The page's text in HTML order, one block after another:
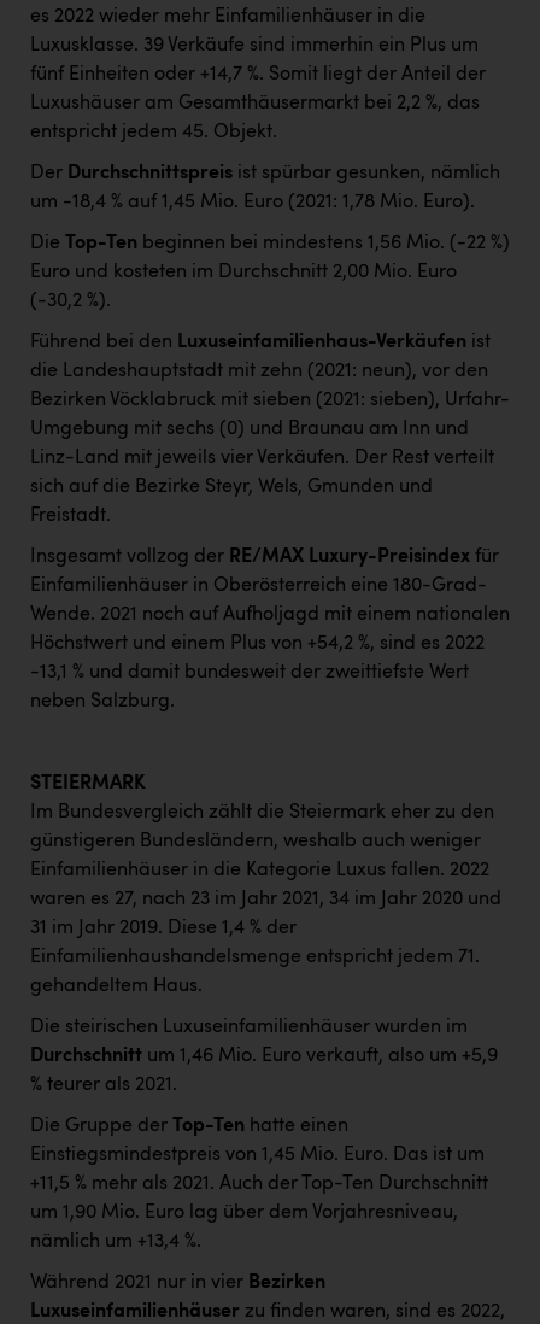
es 2022 wieder mehr Einfamilienhäuser in die
Luxusklasse. 39 Verkäufe sind immerhin ein Plus um
fünf Einheiten oder +14,7 %. Somit liegt der Anteil der
Luxushäuser am Gesamthäusermarkt bei 2,2 %, das
entspricht jedem 45. Objekt.
Der Durchschnittspreis ist spürbar gesunken, nämlich
um -18,4 % auf 1,45 Mio. Euro (2021: 1,78 Mio. Euro).
Die Top-Ten beginnen bei mindestens 1,56 Mio. (-22 %)
Euro und kosteten im Durchschnitt 2,00 Mio. Euro
(-30,2 %).
Führend bei den Luxuseinfamilienhaus-Verkäufen ist
die Landeshauptstadt mit zehn (2021: neun), vor den
Bezirken Vöcklabruck mit sieben (2021: sieben), Urfahr-
Umgebung mit sechs (0) und Braunau am Inn und
Linz-Land mit jeweils vier Verkäufen. Der Rest verteilt
sich auf die Bezirke Steyr, Wels, Gmunden und
Freistadt.
Insgesamt vollzog der RE/MAX Luxury-Preisindex für
Einfamilienhäuser in Oberösterreich eine 180-Grad-
Wende. 2021 noch auf Aufholjagd mit einem nationalen
Höchstwert und einem Plus von +54,2 %, sind es 2022
-13,1 % und damit bundesweit der zweittiefste Wert
neben Salzburg.
STEIERMARK
Im Bundesvergleich zählt die Steiermark eher zu den
günstigeren Bundesländern, weshalb auch weniger
Einfamilienhäuser in die Kategorie Luxus fallen. 2022
waren es 27, nach 23 im Jahr 2021, 34 im Jahr 2020 und
31 im Jahr 2019. Diese 1,4 % der
Einfamilienhaushandelsmenge entspricht jedem 71.
gehandeltem Haus.
Die steirischen Luxuseinfamilienhäuser wurden im
Durchschnitt um 1,46 Mio. Euro verkauft, also um +5,9
% teurer als 2021.
Die Gruppe der Top-Ten hatte einen
Einstiegsmindestpreis von 1,45 Mio. Euro. Das ist um
+11,5 % mehr als 2021. Auch der Top-Ten Durchschnitt
um 1,90 Mio. Euro lag über dem Vorjahresniveau,
nämlich um +13,4 %.
Während 2021 nur in vier Bezirken
Luxuseinfamilienhäuser zu finden waren, sind es 2022,